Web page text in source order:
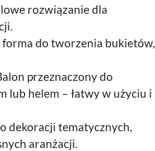
rozwiązanie dla
do tworzenia bukietów,
przeznaczony do
lub helem – łatwy w użyciu i
dekoracji tematycznych,
aranżacji.